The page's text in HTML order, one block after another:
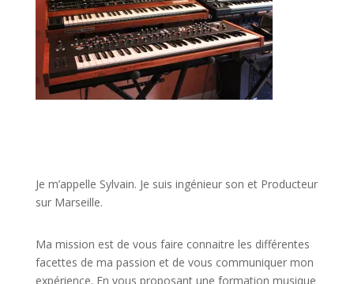
Je m’appelle Sylvain. Je suis ingénieur son et Producteur
sur Marseille.
Ma mission est de vous faire connaitre les différentes
facettes de ma passion et de vous communiquer mon
expérience. En vous proposant une formation musique